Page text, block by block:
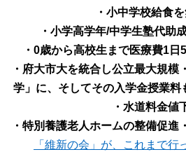
・小中学校給食
・小学高学年/中学生塾代助
・0歳から高校生まで医療費1
・府大市大を統合し公立最大規模
学」に、そしてその入学金授業料
・水道料金値
・特別養護老人ホームの整備促進
「維新の会」が、これまで行